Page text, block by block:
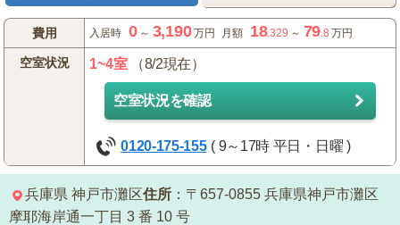
費用 入居時 0～ 3,190万円 月額 18.329 ～ 79.8 万円
空室状況 1~4室（8/2現在）
空室状況を確認
0120-175-155 ( 9～17時 平日・日曜 )
兵庫県 神戸市灘区住所 ：〒657-0855 兵庫県神戸市灘区
摩耶海岸通一丁目 3 番 10 号